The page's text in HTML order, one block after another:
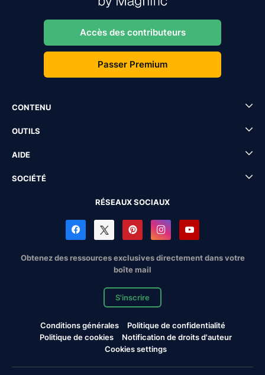
Accès des contributeurs
Passer Premium
CONTENU
OUTILS
AIDE
SOCIÉTÉ
RÉSEAUX SOCIAUX
Obtenez des ressources exclusives directement dans votre
boîte mail
S'inscrire
Conditions générales
Politique de confidentialité
Politique de cookies
Notification de droits d'auteur
Cookies settings